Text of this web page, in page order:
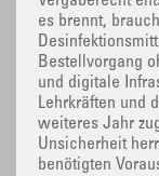
es brennt,
Bestellvorgang
und digitale
Lehrkräften und
weiteres Jahr
Unsicherheit
benötigten